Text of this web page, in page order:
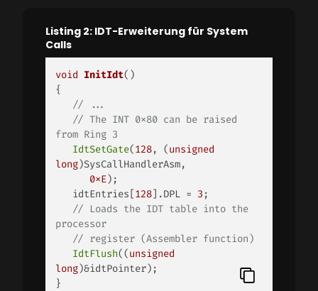
Listing 2: IDT-Erweiterung für System
Calls
void InitIdt()
{
// ...
// The INT 0x80 can be raised
from Ring 3
IdtSetGate(128, (unsigned
long)SysCallHandlerAsm,
0xE);
   idtEntries[
128].DPL = 3 ;
// Loads the IDT table into the
processor
// register (Assembler function)
IdtFlush((unsigned
long)&idtPointer);
}